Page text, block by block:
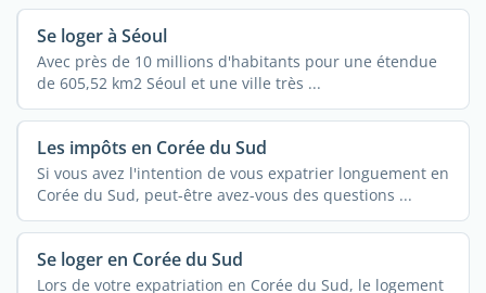
Se loger à Séoul
Avec près de 10 millions d'habitants pour une étendue
de 605,52 km2 Séoul et une ville très ...
Les impôts en Corée du Sud
Si vous avez l'intention de vous expatrier longuement en
Corée du Sud, peut-être avez-vous des questions ...
Se loger en Corée du Sud
Lors de votre expatriation en Corée du Sud, le logement